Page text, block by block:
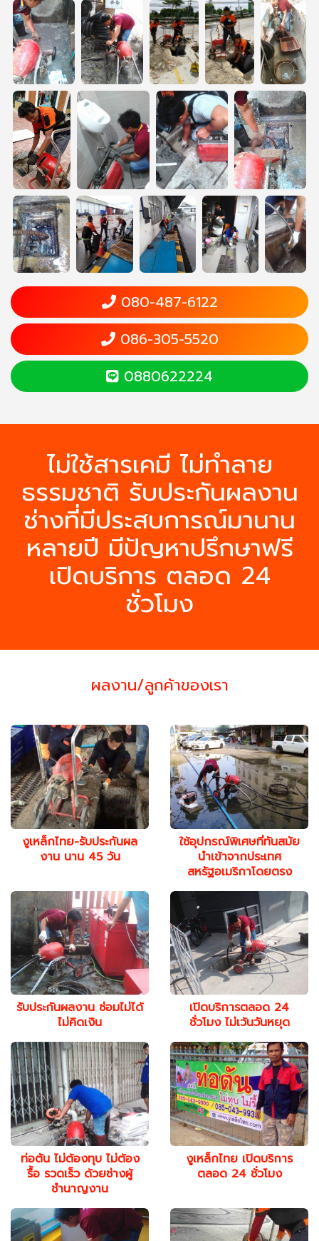
080-487-6122
086-305-5520
0880622224
ไม่ใช้สารเคมี ไม่ทำลาย
ธรรมชาติ รับประกันผลงาน
ช่างที่มีประสบการณ์มานาน
หลายปี มีปัญหาปรึกษาฟรี
เปิดบริการ ตลอด 24
ชั่วโมง
ผลงาน/ลูกค้าของเรา
งูเหล็กไทย-รับประกันผล
งาน นาน 45 วัน
ใช้อุปกรณ์พิเศษที่ทันสมัย
นำเข้าจากประเทศ
สหรัฐอเมริกาโดยตรง
รับประกันผลงาน ซ่อมไม่ได้
ไม่คิดเงิน
เปิดบริการตลอด 24
ชั่วโมง ไม่เว้นวันหยุด
ท่อตัน ไม่ต้องทุบ ไม่ต้อง
รื้อ รวดเร็ว ด้วยช่างผู้
ชำนาญงาน
งูเหล็กไทย เปิดบริการ
ตลอด 24 ชั่วโมง